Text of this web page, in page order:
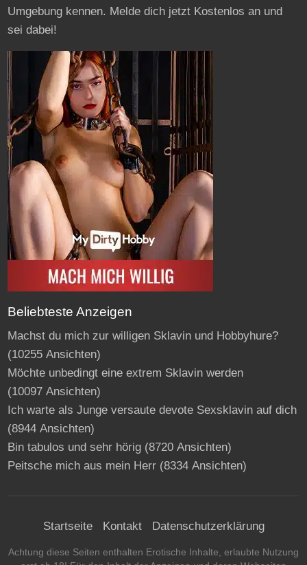
Umgebung kennen. Melde dich jetzt Kostenlos an und
sei dabei!
Beliebteste Anzeigen
Machst du mich zur willigen Sklavin und Hobbyhure?
(10255 Ansichten)
Möchte unbedingt eine extrem Sklavin werden
(10097 Ansichten)
Ich warte als Junge versaute devote Sexsklavin auf dich
(8944 Ansichten)
Bin tabulos und sehr hörig(8720 Ansichten)
Peitsche mich aus mein Herr(8334 Ansichten)
Startseite Kontakt Datenschutzerklärung
Achtung diese Seiten enthalten Erotische Inhalte, erlaubte Nutzung